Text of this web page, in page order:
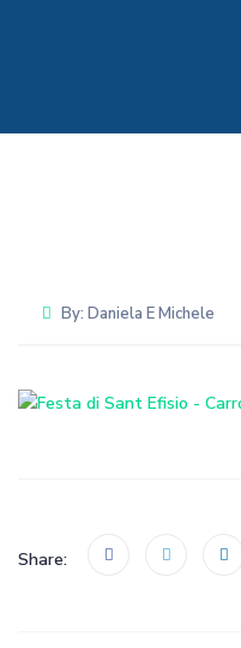
By: Daniela E Michele
Share: